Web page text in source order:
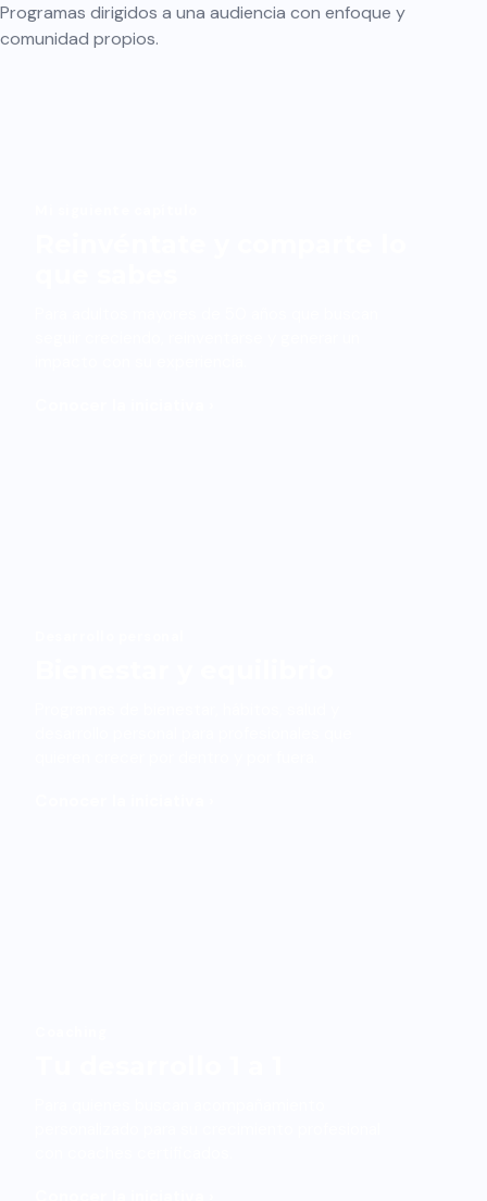
Programas dirigidos a una audiencia con enfoque y
comunidad propios.